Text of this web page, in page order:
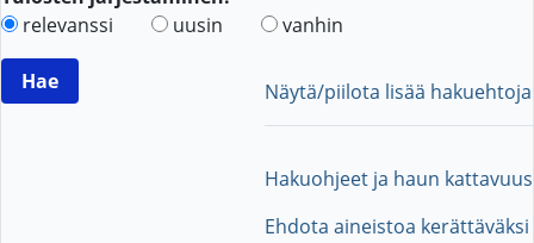
relevanssi
uusin vanhin
Näytä/piilota lisää hakuehtoja
Hakuohjeet ja haun kattavuus
Ehdota aineistoa kerättäväksi